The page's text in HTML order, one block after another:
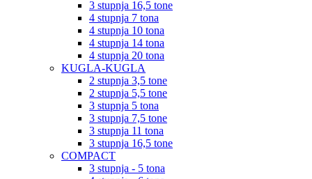
3 stupnja 16,5 tone
4 stupnja 7 tona
4 stupnja 10 tona
4 stupnja 14 tona
4 stupnja 20 tona
KUGLA-KUGLA
2 stupnja 3,5 tone
2 stupnja 5,5 tone
3 stupnja 5 tona
3 stupnja 7,5 tone
3 stupnja 11 tona
3 stupnja 16,5 tone
COMPACT
3 stupnja - 5 tona